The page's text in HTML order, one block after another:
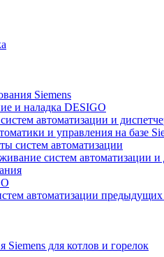
Siemens
и наладка DESIGO
автоматизации и
и управления на базе
систем автоматизации
систем автоматизации и
автоматизации
Siemens для котлов и горелок